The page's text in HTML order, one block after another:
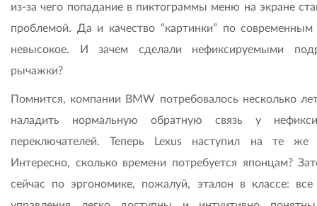
из-за чего попадание в пиктограммы меню на экране
проблемой. Да и качество “картинки” по
невысокое. И зачем сделали нефиксируемыми
рычажки?
Помнится, компании BMW потребовалось несколько
наладить нормальную обратную связь у
переключателей. Теперь Lexus наступил на те же
Интересно, сколько времени потребуется японцам?
сейчас по эргономике, пожалуй, эталон в классе: